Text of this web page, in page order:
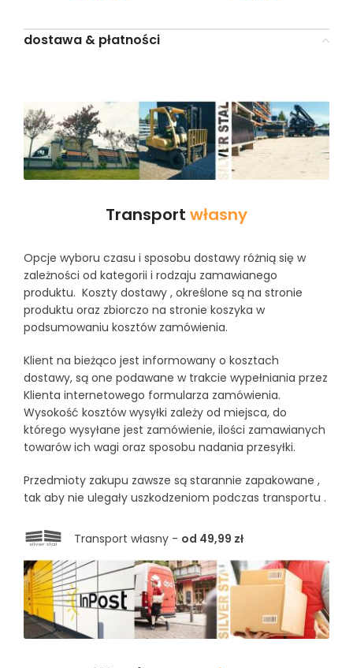
dostawa & płatności
Transport własny
Opcje wyboru czasu i sposobu dostawy różnią się w
zależności od kategorii i rodzaju zamawianego
produktu. Koszty dostawy , określone są na stronie
produktu oraz zbiorczo na stronie koszyka w
podsumowaniu kosztów zamówienia.
Klient na bieżąco jest informowany o kosztach
dostawy, są one podawane w trakcie wypełniania przez
Klienta internetowego formularza zamówienia.
Wysokość kosztów wysyłki zależy od miejsca, do
którego wysyłane jest zamówienie, ilości zamawianych
towarów ich wagi oraz sposobu nadania przesyłki.
Przedmioty zakupu zawsze są starannie zapakowane ,
tak aby nie ulegały uszkodzeniom podczas transportu .
Transport własny - od 49,99 zł